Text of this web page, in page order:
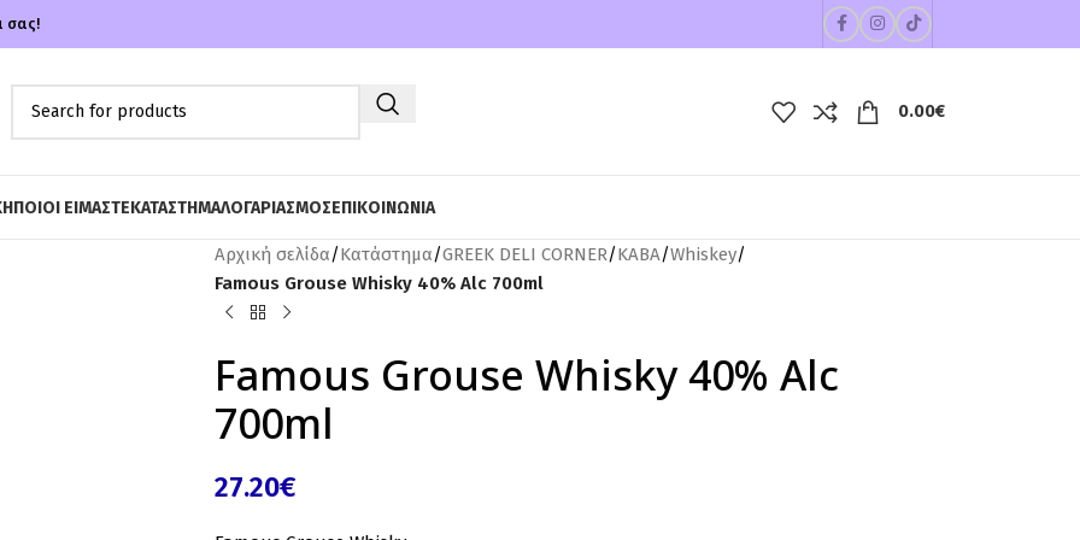
σας!
0.00€
ΠΟΙΟΙ ΕΙΜΑΣΤΕΚΑΤΑΣΤΗΜΑΛΟΓΑΡΙΑΣΜΟΣΕΠΙΚΟΙΝΩΝΙΑ
Αρχική σελίδα/Κατάστημα/GREEK DELI CORNER/ΚΑΒΑ/Whiskey/
Famous Grouse Whisky 40% Alc 700ml
Famous Grouse Whisky 40% Alc
700ml
27.20€